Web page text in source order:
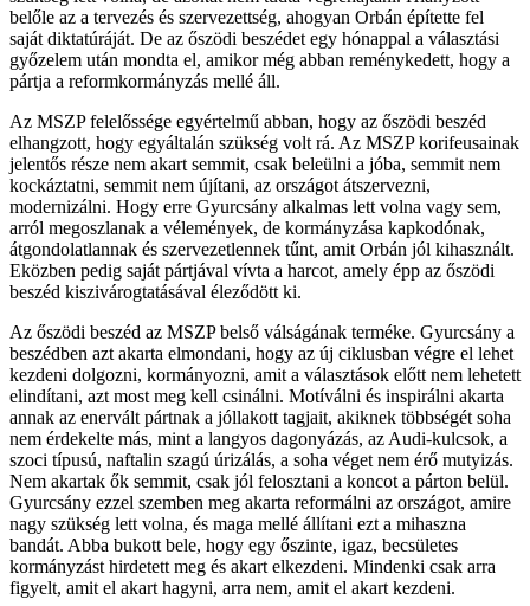
belőle az a tervezés és szervezettség, ahogyan Orbán építette fel
saját diktatúráját. De az őszödi beszédet egy hónappal a választási
győzelem után mondta el, amikor még abban reménykedett, hogy a
pártja a reformkormányzás mellé áll.
Az MSZP felelőssége egyértelmű abban, hogy az őszödi beszéd
elhangzott, hogy egyáltalán szükség volt rá. Az MSZP korifeusainak
jelentős része nem akart semmit, csak beleülni a jóba, semmit nem
kockáztatni, semmit nem újítani, az országot átszervezni,
modernizálni. Hogy erre Gyurcsány alkalmas lett volna vagy sem,
arról megoszlanak a vélemények, de kormányzása kapkodónak,
átgondolatlannak és szervezetlennek tűnt, amit Orbán jól kihasznált.
Eközben pedig saját pártjával vívta a harcot, amely épp az őszödi
beszéd kiszivárogtatásával éleződött ki.
Az őszödi beszéd az MSZP belső válságának terméke. Gyurcsány a
beszédben azt akarta elmondani, hogy az új ciklusban végre el lehet
kezdeni dolgozni, kormányozni, amit a választások előtt nem lehetett
elindítani, azt most meg kell csinálni. Motíválni és inspirálni akarta
annak az enervált pártnak a jóllakott tagjait, akiknek többségét soha
nem érdekelte más, mint a langyos dagonyázás, az Audi-kulcsok, a
szoci típusú, naftalin szagú úrizálás, a soha véget nem érő mutyizás.
Nem akartak ők semmit, csak jól felosztani a koncot a párton belül.
Gyurcsány ezzel szemben meg akarta reformálni az országot, amire
nagy szükség lett volna, és maga mellé állítani ezt a mihaszna
bandát. Abba bukott bele, hogy egy őszinte, igaz, becsületes
kormányzást hirdetett meg és akart elkezdeni. Mindenki csak arra
figyelt, amit el akart hagyni, arra nem, amit el akart kezdeni.